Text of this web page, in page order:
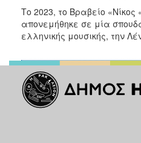
Το 2023, το Βραβείο «Νίκος
απονεμήθηκε σε μία
ελληνικής μουσικής, την